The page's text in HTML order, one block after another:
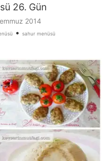
26. Gün
2014
• sahur menüsü